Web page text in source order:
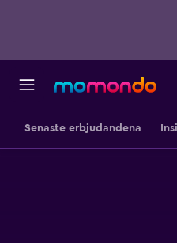
Senaste erbjudandena